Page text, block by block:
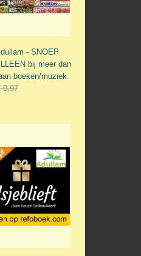
- SNOEP
bij meer dan
boeken/muziek
0,97